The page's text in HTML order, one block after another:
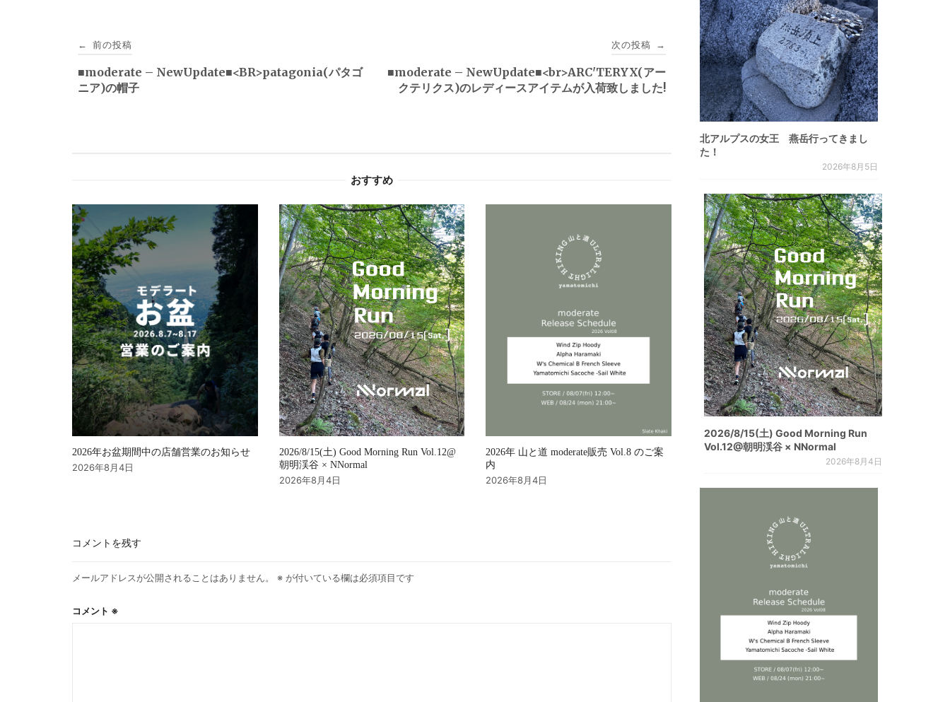
ナ
シ
ョ
ン
← 前の投稿
■moderate – NewUpdate■<BR>patagonia(パタゴ
ニア)の帽子
次の投稿 →
■moderate – NewUpdate■<br>ARC'TERYX(アー
クテリクス)のレディースアイテムが入荷致しました!
おすすめ
2026年お盆期間中の店舗営業のお知らせ
2026年8月4日
2026/8/15(土) Good Morning Run Vol.12@
朝明渓谷 × NNormal
2026年8月4日
2026年 山と道 moderate販売 Vol.8 のご案
内
2026年8月4日
コメントを残す
メールアドレスが公開されることはありません。 ※ が付いている欄は必須項目です
コメント ※
北アルプスの女王 燕岳行ってきまし
た！
2026年8月5日
2026/8/15(土) Good Morning Run
Vol.12@朝明渓谷 × NNormal
2026年8月4日